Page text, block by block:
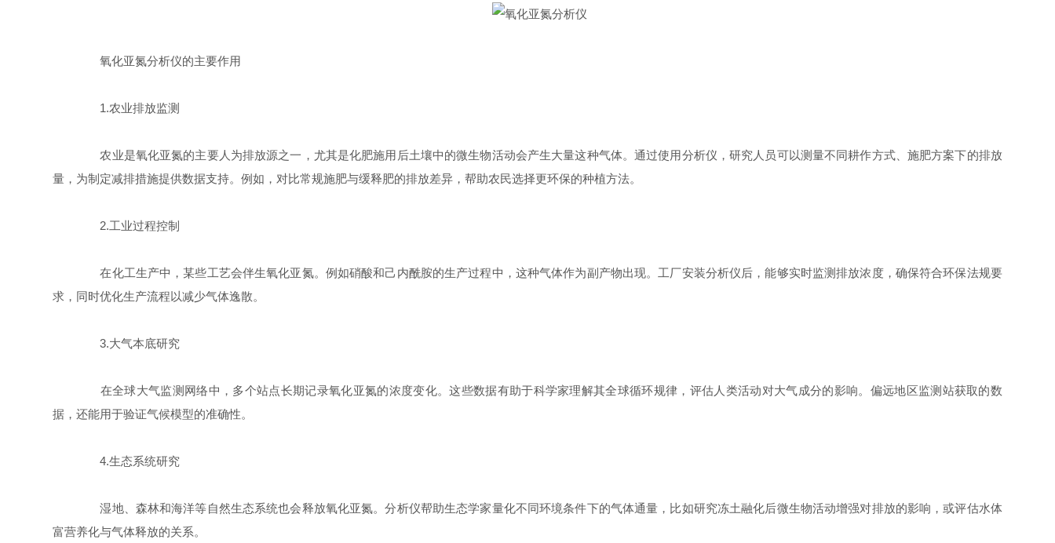
氧化亚氮分析仪的主要作用
1.农业排放监测
农业是氧化亚氮的主要人为排放源之一，尤其是化肥施用后土壤中的微生物活动会产生大量这种气体。通过使用分析仪，研究人员可以测量不同耕作方式、施肥方案下的排放
量，为制定减排措施提供数据支持。例如，对比常规施肥与缓释肥的排放差异，帮助农民选择更环保的种植方法。
2.工业过程控制
在化工生产中，某些工艺会伴生氧化亚氮。例如硝酸和己内酰胺的生产过程中，这种气体作为副产物出现。工厂安装分析仪后，能够实时监测排放浓度，确保符合环保法规要
求，同时优化生产流程以减少气体逸散。
3.大气本底研究
在全球大气监测网络中，多个站点长期记录氧化亚氮的浓度变化。这些数据有助于科学家理解其全球循环规律，评估人类活动对大气成分的影响。偏远地区监测站获取的数
据，还能用于验证气候模型的准确性。
4.生态系统研究
湿地、森林和海洋等自然生态系统也会释放氧化亚氮。分析仪帮助生态学家量化不同环境条件下的气体通量，比如研究冻土融化后微生物活动增强对排放的影响，或评估水体
富营养化与气体释放的关系。